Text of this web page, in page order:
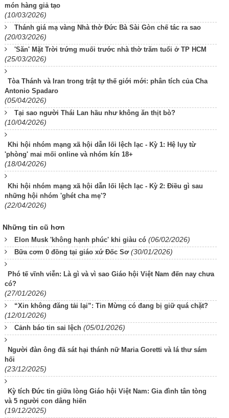
món hàng giả tạo
(10/03/2026)
Thánh giá mạ vàng Nhà thờ Đức Bà Sài Gòn chế tác ra sao
(20/03/2026)
'Săn' Mặt Trời trứng muối trước nhà thờ trăm tuổi ở TP HCM
(25/03/2026)
Tòa Thánh và Iran trong trật tự thế giới mới: phân tích của Cha
Antonio Spadaro
(05/04/2026)
Tại sao người Thái Lan hầu như không ăn thịt bò?
(10/04/2026)
Khi hội nhóm mạng xã hội dẫn lối lệch lạc - Kỳ 1: Hệ lụy từ
'phòng' mai mối online và nhóm kín 18+
(18/04/2026)
Khi hội nhóm mạng xã hội dẫn lối lệch lạc - Kỳ 2: Điều gì sau
những hội nhóm 'ghét cha mẹ'?
(22/04/2026)
Những tin cũ hơn
Elon Musk 'không hạnh phúc' khi giàu có (06/02/2026)
Bữa cơm 0 đồng tại giáo xứ Đốc Sơ (30/01/2026)
Phó tế vĩnh viễn: Là gì và vì sao Giáo hội Việt Nam đến nay chưa
có?
(27/01/2026)
“Xin không đăng tải lại”: Tin Mừng có đang bị giữ quá chặt?
(12/01/2026)
Cảnh báo tin sai lệch (05/01/2026)
Người đàn ông đã sát hại thánh nữ Maria Goretti và lá thư sám
hối
(23/12/2025)
Kỳ tích Đức tin giữa lòng Giáo hội Việt Nam: Gia đình tân tòng
và 5 người con dâng hiến
(19/12/2025)